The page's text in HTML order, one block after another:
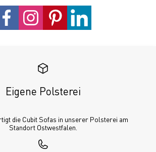
Eigene Polsterei
die Cubit Sofas in unserer Polsterei am
Standort Ostwestfalen.